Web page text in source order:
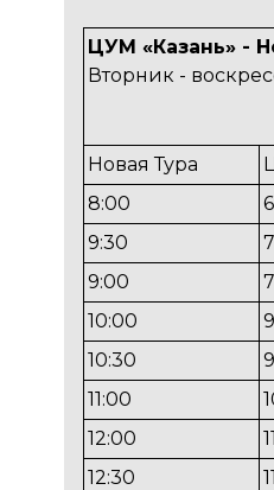
ЦУМ «Казань» -
Вторник -
Новая Тура
8:00
9:30
9:00
10:00
10:30
11:00
12:00
12:30